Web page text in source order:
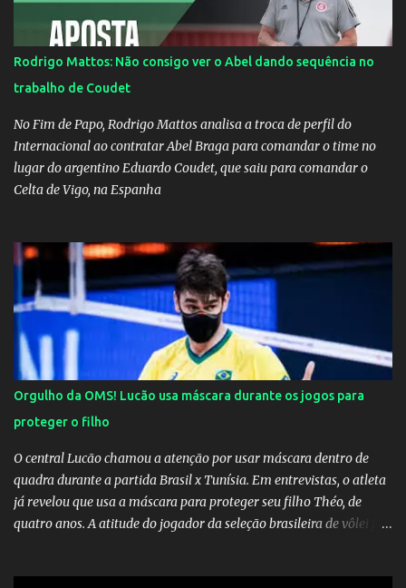
Rodrigo Mattos: Não consigo ver o Abel dando sequência no
trabalho de Coudet
No Fim de Papo, Rodrigo Mattos analisa a troca de perfil do
Internacional ao contratar Abel Braga para comandar o time no
lugar do argentino Eduardo Coudet, que saiu para comandar o
Celta de Vigo, na Espanha
Orgulho da OMS! Lucão usa máscara durante os jogos para
proteger o filho
O central Lucão chamou a atenção por usar máscara dentro de
quadra durante a partida Brasil x Tunísia. Em entrevistas, o atleta
já revelou que usa a máscara para proteger seu filho Théo, de
quatro anos. A atitude do jogador da seleção brasileira de vôlei foi